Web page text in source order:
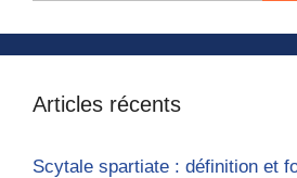
Articles récents
Scytale spartiate : définition et